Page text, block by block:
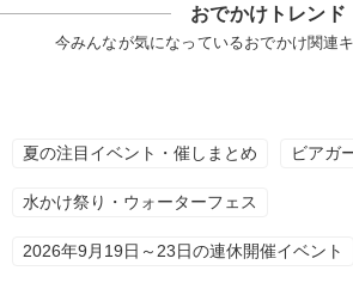
おでかけトレンド
今みんなが気になっているおでかけ関連
夏の注目イベント・催しまとめ ビアガ
水かけ祭り・ウォーターフェス
2026年9月19日～23日の連休開催イベント